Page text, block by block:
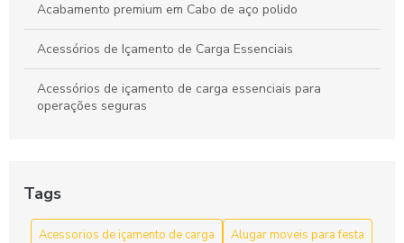
Acabamento premium em Cabo de aço polido
Acessórios de Içamento de Carga Essenciais
Acessórios de içamento de carga essenciais para
operações seguras
Acessórios de Içamento de Carga: Guia Completo
Tags
Acessorios de içamento de carga
Alugar moveis para festa